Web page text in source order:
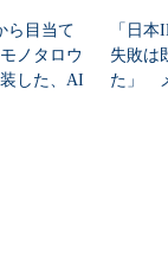
ら目当て
ノタロウ
した、AI
「日
失敗は
た」